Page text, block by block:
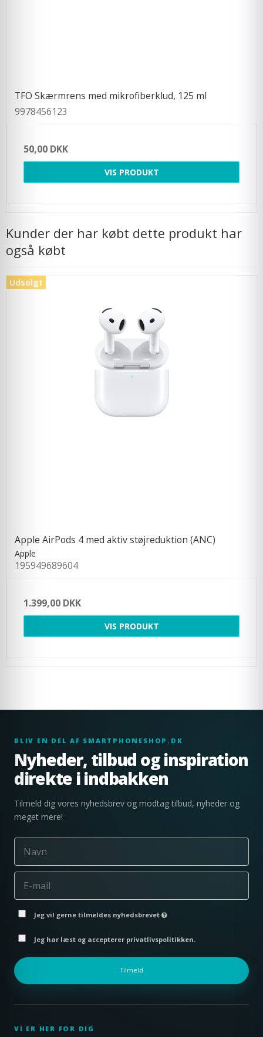
TFO Skærmrens med mikrofiberklud, 125 ml
9978456123
50,00 DKK
VIS PRODUKT
Kunder der har købt dette produkt har
også købt
Udsolgt
Apple AirPods 4 med aktiv støjreduktion (ANC)
Apple
195949689604
1.399,00 DKK
VIS PRODUKT
BLIV EN DEL AF SMARTPHONESHOP.DK
Nyheder, tilbud og inspiration
direkte i indbakken
Tilmeld dig vores nyhedsbrev og modtag tilbud, nyheder og
meget mere!
Jeg vil gerne tilmeldes nyhedsbrevet
Jeg har læst og accepterer privatlivspolitikken.
Tilmeld
VI ER HER FOR DIG